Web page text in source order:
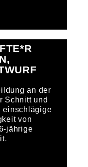
an der
Schnitt und
einschlägige
von
jährige